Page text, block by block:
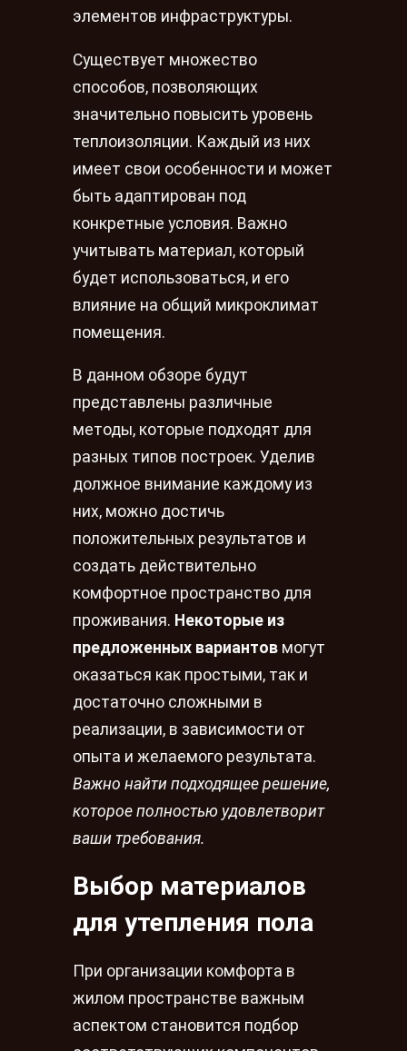
элементов инфраструктуры.
Существует множество
способов, позволяющих
значительно повысить уровень
теплоизоляции. Каждый из них
имеет свои особенности и может
быть адаптирован под
конкретные условия. Важно
учитывать материал, который
будет использоваться, и его
влияние на общий микроклимат
помещения.
В данном обзоре будут
представлены различные
методы, которые подходят для
разных типов построек. Уделив
должное внимание каждому из
них, можно достичь
положительных результатов и
создать действительно
комфортное пространство для
проживания. Некоторые из
предложенных вариантов могут
оказаться как простыми, так и
достаточно сложными в
реализации, в зависимости от
опыта и желаемого результата.
Важно найти подходящее решение,
которое полностью удовлетворит
ваши требования.
Выбор материалов
для утепления пола
При организации комфорта в
жилом пространстве важным
аспектом становится подбор